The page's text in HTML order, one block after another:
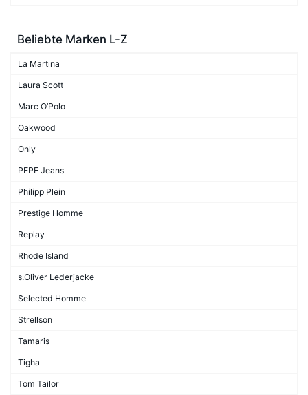
Beliebte Marken L-Z
La Martina
Laura Scott
Marc O’Polo
Oakwood
Only
PEPE Jeans
Philipp Plein
Prestige Homme
Replay
Rhode Island
s.Oliver Lederjacke
Selected Homme
Strellson
Tamaris
Tigha
Tom Tailor